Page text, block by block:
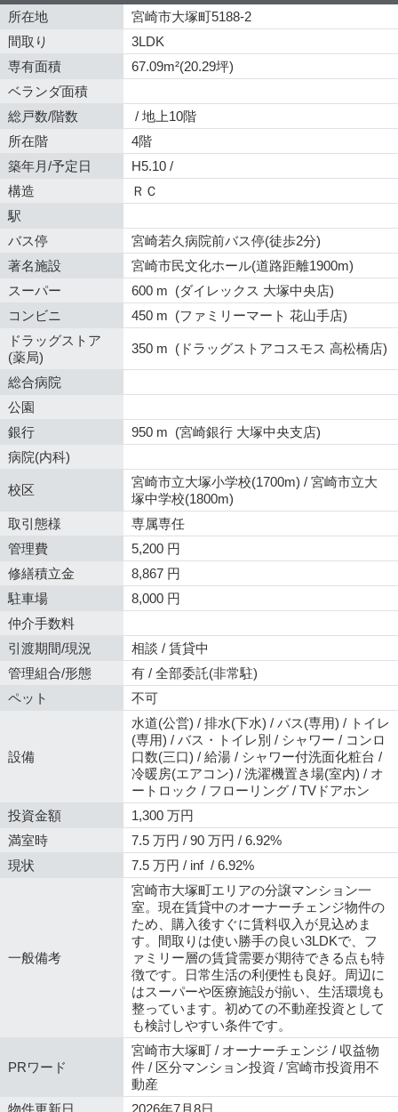
所在地
宮崎市大塚町5188-2
間取り
3LDK
専有面積
67.09m²(20.29坪)
ベランダ面積
総戸数/階数
/ 地上10階
所在階
4階
築年月/予定日
H5.10 /
構造
ＲＣ
駅
バス停
宮崎若久病院前バス停(徒歩2分)
著名施設
宮崎市民文化ホール(道路距離1900m)
スーパー
600 m (ダイレックス 大塚中央店)
コンビニ
450 m (ファミリーマート 花山手店)
ドラッグストア
(薬局)
350 m (ドラッグストアコスモス 高松橋店)
総合病院
公園
銀行
950 m (宮崎銀行 大塚中央支店)
病院(内科)
校区
宮崎市立大塚小学校(1700m) / 宮崎市立大
塚中学校(1800m)
取引態様
専属専任
管理費
5,200 円
修繕積立金
8,867 円
駐車場
8,000 円
仲介手数料
引渡期間/現況
相談 / 賃貸中
管理組合/形態
有 / 全部委託(非常駐)
ペット
不可
設備
水道(公営) / 排水(下水) / バス(専用) / トイレ
(専用) / バス・トイレ別 / シャワー / コンロ
口数(三口) / 給湯 / シャワー付洗面化粧台 /
冷暖房(エアコン) / 洗濯機置き場(室内) / オ
ートロック / フローリング / TVドアホン
投資金額
1,300 万円
満室時
7.5 万円 / 90 万円 / 6.92%
現状
7.5 万円 / inf / 6.92%
一般備考
宮崎市大塚町エリアの分譲マンション一
室。現在賃貸中のオーナーチェンジ物件の
ため、購入後すぐに賃料収入が見込めま
す。間取りは使い勝手の良い3LDKで、フ
ァミリー層の賃貸需要が期待できる点も特
徴です。日常生活の利便性も良好。周辺に
はスーパーや医療施設が揃い、生活環境も
整っています。初めての不動産投資として
も検討しやすい条件です。
PRワード
宮崎市大塚町 / オーナーチェンジ / 収益物
件 / 区分マンション投資 / 宮崎市投資用不
動産
物件更新日
2026年7月8日